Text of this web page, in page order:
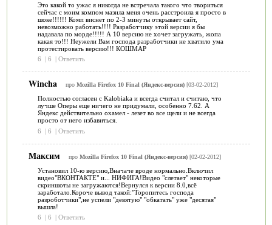
Это какой то ужас я никогда не встречала такого что твориться
сейчас с моим компом мазила меня очень расстроила я просто в
шоке!!!!!! Комп виснет по 2-3 минуты открывает сайт,
невозможно работать!!!! Разработчику этой версии я бы
надавала по морде!!!!! А 10 версию не хочет загружать, жопа
какая то!!! Неужели Вам господа разработчики не хватило ума
протестировать версию!!! КОШМАР
6
| 6 | Ответить
Wincha про Mozilla Firefox 10 Final (Яндекс-версия)[03-02-2012]
Полностью согласен с Kalobiaka и всегда считал и считаю, что
лучше Оперы еще ничего не придумали, особенно 7.62. А
Яндекс действительно охамел - лезет во все щели и не всегда
просто от него избавиться.
6
| 6 | Ответить
Максим про Mozilla Firefox 10 Final (Яндекс-версия)[02-02-2012]
Установил 10-ю версию,Вначаче вроде нормально.Включил
видео"ВКОНТАКТЕ" и... НИФИГА!Видео "слетает" некоторые
скриншоты не загружаются!Вернулся к версии 8.0,всё
заработало.Короче вывод такой:"Торопитесь господа
разроботчики",не успели "девятую" "обкатать" уже "десятая"
вышла!
6
| 6 | Ответить